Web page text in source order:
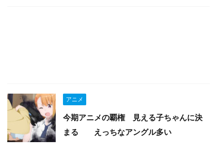
アニメ
今期アニメの覇権 見える子ちゃんに決
まる えっちなアングル多い